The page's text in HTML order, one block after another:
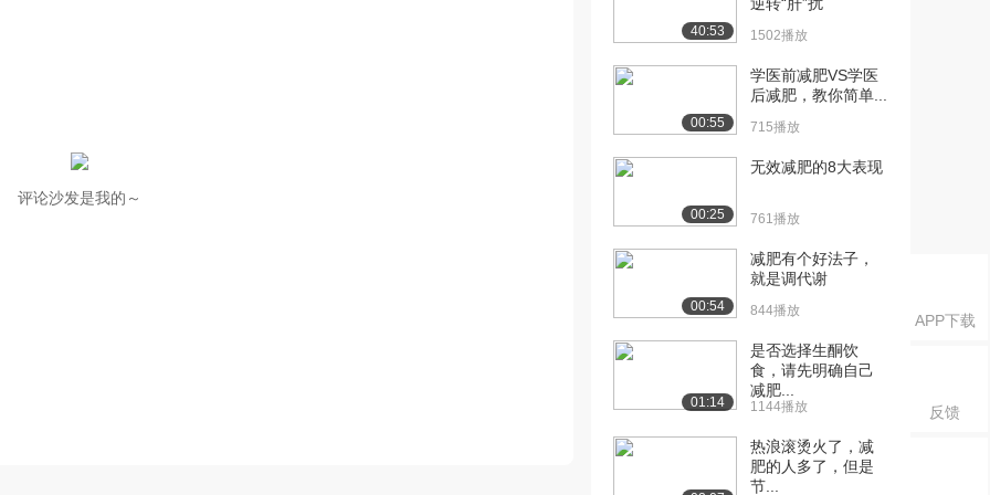
APP下载
反馈
评论沙发是我的～
40:53 1502播放
00:55
学医前减肥VS学医
后减肥，教你简单...
715播放
00:25
无效减肥的8大表现
761播放
00:54
减肥有个好法子，
就是调代谢
844播放
01:14
是否选择生酮饮
食，请先明确自己
减肥...
1144播放
热浪滚烫火了，减
肥的人多了，但是
节...